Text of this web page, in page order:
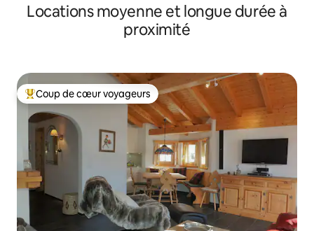
Locations moyenne et longue durée à
proximité
Coups de cœur voyageurs les plus appréciés
Coup de cœur voyageurs